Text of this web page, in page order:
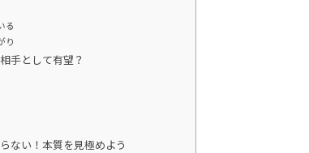
る
り
手として有望？
ない！本質を見極めよう